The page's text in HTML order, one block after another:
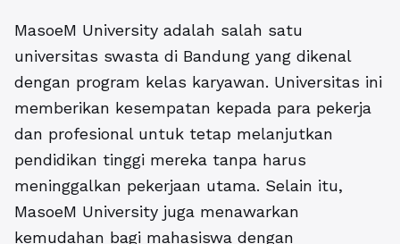
MasoeM University adalah salah satu
universitas swasta di Bandung yang dikenal
dengan program kelas karyawan. Universitas ini
memberikan kesempatan kepada para pekerja
dan profesional untuk tetap melanjutkan
pendidikan tinggi mereka tanpa harus
meninggalkan pekerjaan utama. Selain itu,
MasoeM University juga menawarkan
kemudahan bagi mahasiswa dengan